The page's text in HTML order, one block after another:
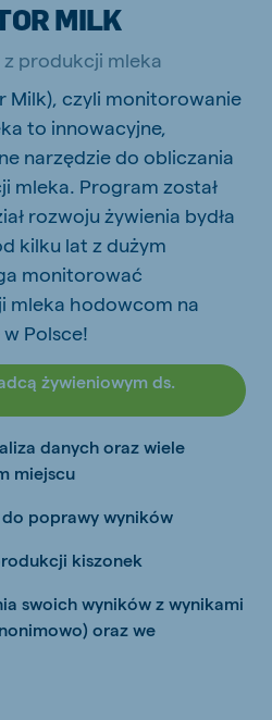
MILK
produkcji mleka
Milk), czyli monitorowanie
to innowacyjne,
narzędzie do obliczania
mleka. Program został
rozwoju żywienia bydła
kilku lat z dużym
monitorować
mleka hodowcom na
Polsce!
żywieniowym ds.
danych oraz wiele
miejscu
poprawy wyników
kiszonek
swoich wyników z wynikami
oraz we